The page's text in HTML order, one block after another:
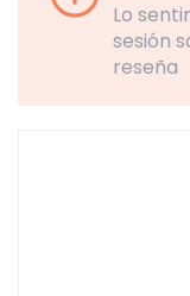
Lo
sesión
reseña